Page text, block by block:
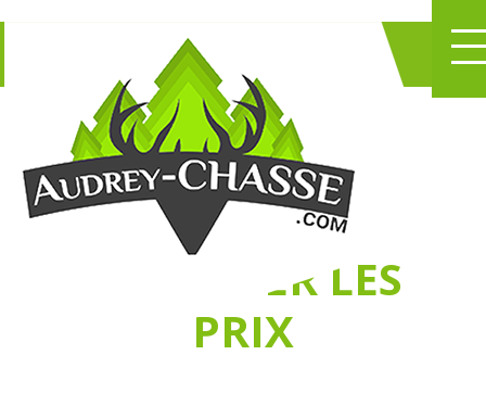
NE PERDEZ PLUS
DE TEMPS
CHASSER LES
PRIX